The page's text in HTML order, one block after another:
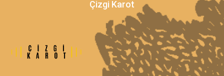
Çizgi Karot